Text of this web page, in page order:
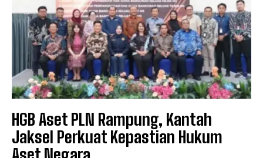
HGB Aset PLN Rampung, Kantah
Jaksel Perkuat Kepastian Hukum